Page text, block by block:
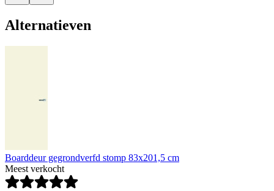
Alternatieven
Boarddeur gegrondverfd stomp 83x201,5 cm
Meest verkocht